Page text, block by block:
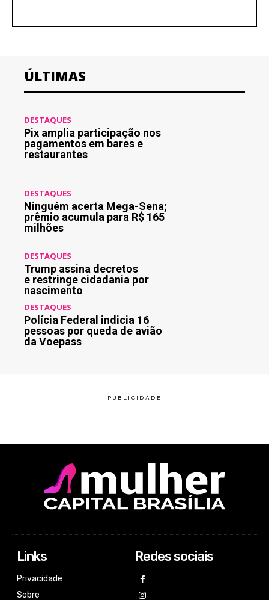
ÚLTIMAS
DESTAQUES
Pix amplia participação nos
pagamentos em bares e
restaurantes
DESTAQUES
Ninguém acerta Mega-Sena;
prêmio acumula para R$ 165
milhões
DESTAQUES
Trump assina decretos
e restringe cidadania por
nascimento
DESTAQUES
Polícia Federal indicia 16
pessoas por queda de avião
da Voepass
Links
Privacidade
Sobre
Redes sociais